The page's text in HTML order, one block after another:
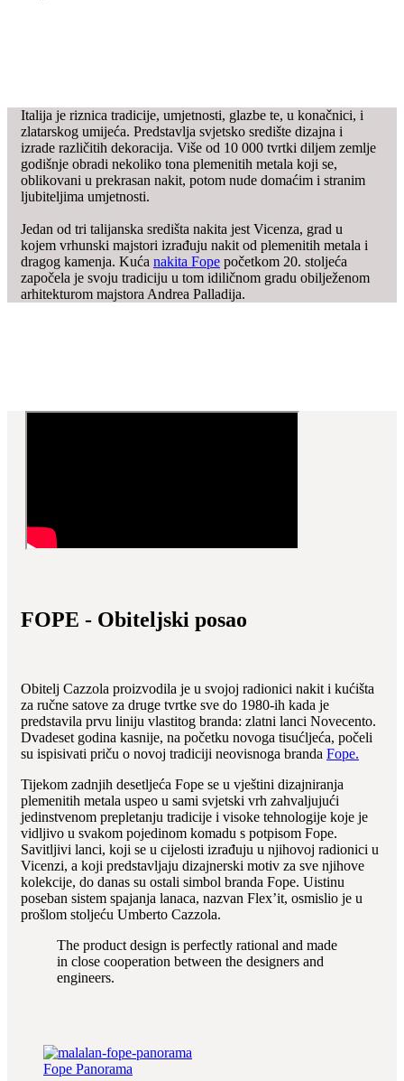
Italija je riznica tradicije, umjetnosti, glazbe te, u konačnici, i
zlatarskog umijeća. Predstavlja svjetsko središte dizajna i
izrade različitih dekoracija. Više od 10 000 tvrtki diljem zemlje
godišnje obradi nekoliko tona plemenitih metala koji se,
oblikovani u prekrasan nakit, potom nude domaćim i stranim
ljubiteljima umjetnosti.
Jedan od tri talijanska središta nakita jest Vicenza, grad u
kojem vrhunski majstori izrađuju nakit od plemenitih metala i
dragog kamenja. Kuća nakita Fope početkom 20. stoljeća
započela je svoju tradiciju u tom idiličnom gradu obilježenom
arhitekturom majstora Andrea Palladija.
FOPE - Obiteljski posao
Obitelj Cazzola proizvodila je u svojoj radionici nakit i kućišta
za ručne satove za druge tvrtke sve do 1980-ih kada je
predstavila prvu liniju vlastitog branda: zlatni lanci Novecento.
Dvadeset godina kasnije, na početku novoga tisućljeća, počeli
su ispisivati priču o novoj tradiciji neovisnoga branda Fope.
Tijekom zadnjih desetljeća Fope se u vještini dizajniranja
plemenitih metala uspeo u sami svjetski vrh zahvaljujući
jedinstvenom prepletanju tradicije i visoke tehnologije koje je
vidljivo u svakom pojedinom komadu s potpisom Fope.
Savitljivi lanci, koji se u cijelosti izrađuju u njihovoj radionici u
Vicenzi, a koji predstavljaju dizajnerski motiv za sve njihove
kolekcije, do danas su ostali simbol branda Fope. Uistinu
poseban sistem spajanja lanaca, nazvan Flex’it, osmislio je u
prošlom stoljeću Umberto Cazzola.
The product design is perfectly rational and made
in close cooperation between the designers and
engineers.
Fope Panorama